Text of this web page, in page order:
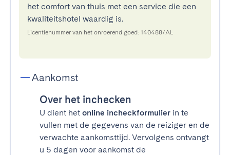
het comfort van thuis met een service die een
kwaliteitshotel waardig is.
Licentienummer van het onroerend goed: 140488/AL
Aankomst
Over het inchecken
U dient het online incheckformulier in te
vullen met de gegevens van de reiziger en de
verwachte aankomsttijd. Vervolgens ontvangt
u 5 dagen voor aankomst de